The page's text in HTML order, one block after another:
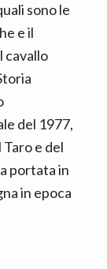
sono le
e il
cavallo
del 1977,
e del
portata in
in epoca